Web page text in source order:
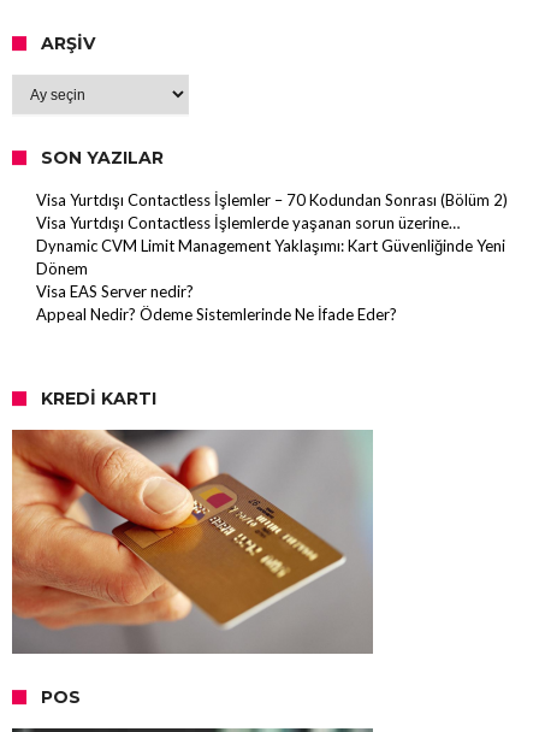
ARŞIV
SON YAZILAR
Visa Yurtdışı Contactless İşlemler – 70 Kodundan Sonrası (Bölüm 2)
Visa Yurtdışı Contactless İşlemlerde yaşanan sorun üzerine…
Dynamic CVM Limit Management Yaklaşımı: Kart Güvenliğinde Yeni
Dönem
Visa EAS Server nedir?
Appeal Nedir? Ödeme Sistemlerinde Ne İfade Eder?
KREDI KARTI
POS